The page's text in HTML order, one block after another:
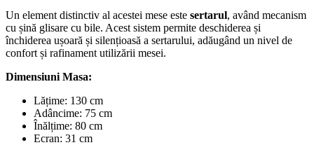
Un element distinctiv al acestei mese este sertarul, având mecanism
cu șină glisare cu bile. Acest sistem permite deschiderea și
închiderea ușoară și silențioasă a sertarului, adăugând un nivel de
confort și rafinament utilizării mesei.
Dimensiuni Masa:
Lățime: 130 cm
Adâncime: 75 cm
Înălțime: 80 cm
Ecran: 31 cm